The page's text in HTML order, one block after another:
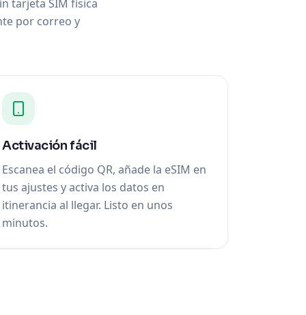
tarjeta SIM física
por correo y
Activación fácil
Escanea el código QR, añade la eSIM en
tus ajustes y activa los datos en
itinerancia al llegar. Listo en unos
minutos.